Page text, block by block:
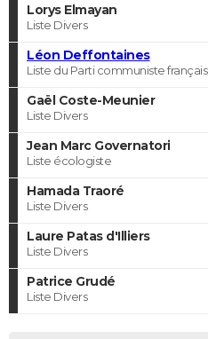
Lorys Elmayan
Liste Divers
Léon Deffontaines
Liste du Parti communiste français
Gaël Coste-Meunier
Liste Divers
Jean Marc Governatori
Liste écologiste
Hamada Traoré
Liste Divers
Laure Patas d'Illiers
Liste Divers
Patrice Grudé
Liste Divers